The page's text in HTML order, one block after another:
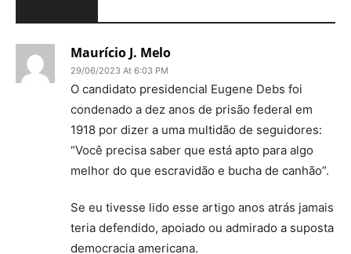
Maurício J. Melo
29/06/2023 At 6:03 PM
O candidato presidencial Eugene Debs foi
condenado a dez anos de prisão federal em
1918 por dizer a uma multidão de seguidores:
“Você precisa saber que está apto para algo
melhor do que escravidão e bucha de canhão”.
Se eu tivesse lido esse artigo anos atrás jamais
teria defendido, apoiado ou admirado a suposta
democracia americana.